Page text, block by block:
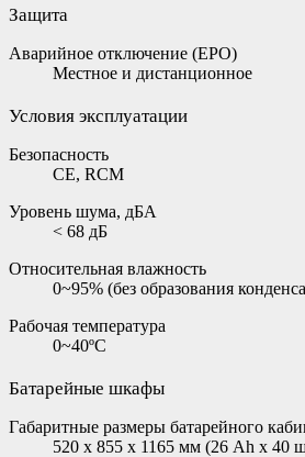
Защита
Аварийное отключение (EPO)
Местное и дистанционное
Условия эксплуатации
Безопасность
CE, RCM
Уровень шума, дБА
< 68 дБ
Относительная влажность
0~95% (без образования
Рабочая температура
0~40ºC
Батарейные шкафы
Габаритные размеры батарейного
520 x 855 x 1165 мм (26 Ah x 40